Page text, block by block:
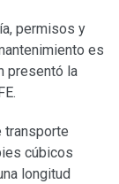
permisos y
es
presentó la
transporte
cúbicos
longitud